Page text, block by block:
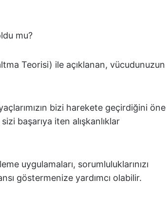
mu?
Teorisi) ile açıklanan, vücudunuzun
bizi harekete geçirdiğini öne
başarıya iten alışkanlıklar
uygulamaları, sorumluluklarınızı
göstermenize yardımcı olabilir.